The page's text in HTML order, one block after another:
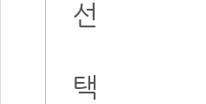
선
택